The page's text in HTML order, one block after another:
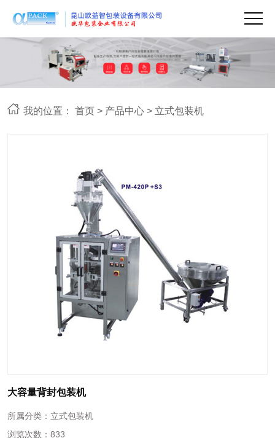
我的位置：首页 > 产品中心 > 立式包装机
大容量背封包装机
所属分类： 立式包装机
浏览次数： 833